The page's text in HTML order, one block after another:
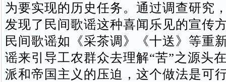
为要实现的历史任务。通过调查研究
发现了民间歌谣这种喜闻乐见的宣传
民间歌谣如《采茶调》《十送》等重
谣来引导工农群众去理解“苦”之源头
派和帝国主义的压迫，这个做法是可